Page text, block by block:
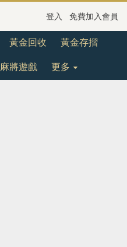
登入 免費加入會員
黃金回收 黃金存摺
麻將遊戲 更多